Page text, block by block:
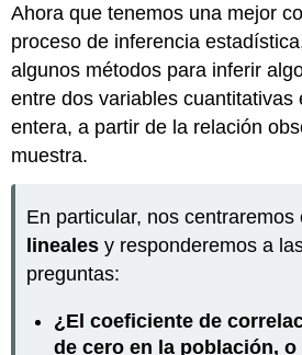
Ahora que tenemos una mejor
proceso de inferencia
algunos métodos para inferir
entre dos variables cuantitativas
entera, a partir de la relación
muestra.
En particular, nos
lineales y responderemos a
preguntas:
¿El coeficiente de
de cero en la población,